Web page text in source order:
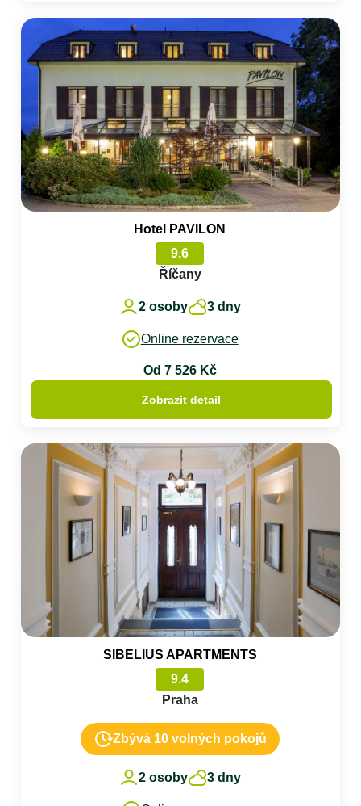
Hotel PAVILON
9.6
Říčany
2 osoby 3 dny
Online rezervace
Od 7 526 Kč
Zobrazit detail
SIBELIUS APARTMENTS
9.4
Praha
Zbývá 10 volných pokojů
2 osoby 3 dny